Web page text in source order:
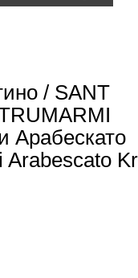
/ SANT
Арабескато
Arabescato